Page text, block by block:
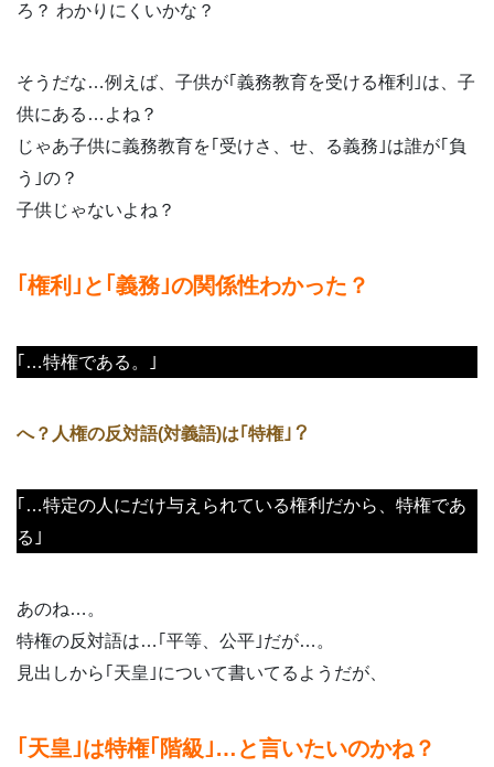
ろ？ わかりにくいかな？
そうだな…例えば、子供が｢義務教育を受ける権利｣は、子
供にある…よね？
じゃあ子供に義務教育を｢受けさ、せ、る義務｣は誰が｢負
う｣の？
子供じゃないよね？
｢権利｣と｢義務｣の関係性わかった？
｢…特権である。｣
へ？人権の反対語(対義語)は｢特権｣？
｢…特定の人にだけ与えられている権利だから、特権であ
る｣
あのね…。
特権の反対語は…｢平等、公平｣だが…。
見出しから｢天皇｣について書いてるようだが、
｢天皇｣は特権｢階級｣…と言いたいのかね？